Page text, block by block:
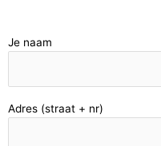
Je naam
Adres (straat + nr)